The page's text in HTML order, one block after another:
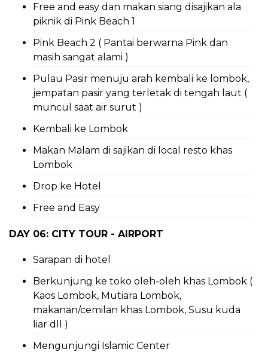
Free and easy dan makan siang disajikan ala
piknik di Pink Beach 1
Pink Beach 2 ( Pantai berwarna Pink dan
masih sangat alami )
Pulau Pasir menuju arah kembali ke lombok,
jempatan pasir yang terletak di tengah laut (
muncul saat air surut )
Kembali ke Lombok
Makan Malam di sajikan di local resto khas
Lombok
Drop ke Hotel
Free and Easy
DAY 06: CITY TOUR - AIRPORT
Sarapan di hotel
Berkunjung ke toko oleh-oleh khas Lombok (
Kaos Lombok, Mutiara Lombok,
makanan/cemilan khas Lombok, Susu kuda
liar dll )
Mengunjungi Islamic Center